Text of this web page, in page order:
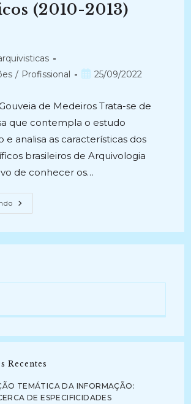
(2010-2013)
/ Profissional
Post25/09/2022
de Medeiros Trata-se de
que contempla o estudo
analisa as características dos
brasileiros de Arquivologia
de conhecer os…
A
LITERATURA
Análise
Artigos
2013)
Recentes
TEMÁTICA DA INFORMAÇÃO:
DE ESPECIFICIDADES